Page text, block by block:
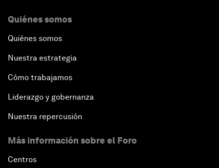
Quiénes somos
Quiénes somos
Nuestra estrategia
Cómo trabajamos
Liderazgo y gobernanza
Nuestra repercusión
Más información sobre el Foro
Centros